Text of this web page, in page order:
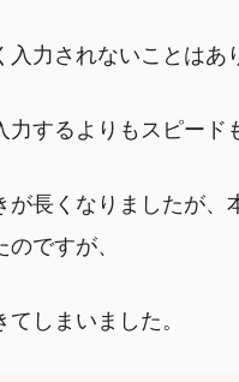
入力されないことはあ
力するよりもスピード
が長くなりましたが、
ですが、
しまいました。